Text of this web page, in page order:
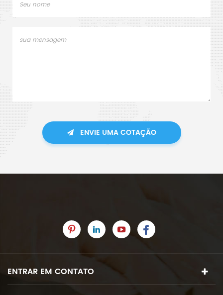
ENVIE UMA COTAÇÃO
ENTRAR EM CONTATO